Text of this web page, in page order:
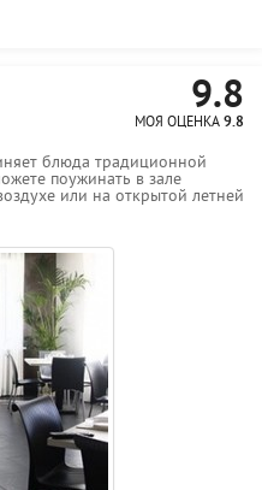
9.8
МОЯ ОЦЕНКА 9.8
блюда традиционной
поужинать в зале
или на открытой летней